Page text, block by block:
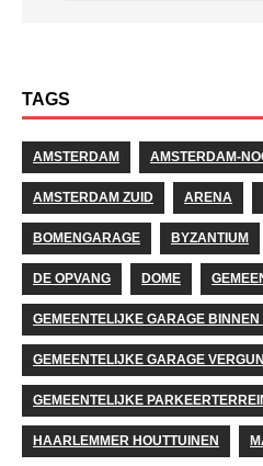
TAGS
AMSTERDAM AMSTERDAM-
AMSTERDAM ZUID ARENA
BOMENGARAGE BYZANTIUM
DE OPVANG DOME
GEMEENTELIJKE GARAGE
GEMEENTELIJKE GARAGE
GEMEENTELIJKE
HAARLEMMER HOUTTUINEN